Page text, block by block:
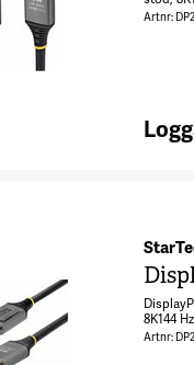
stöd,
Artnr:
8K144
HDR10-
Artnr: